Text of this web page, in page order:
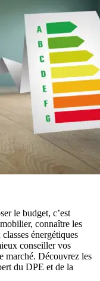
le budget, c’est
connaître les
énergétiques
conseiller vos
marché. Découvrez les
du DPE et de la